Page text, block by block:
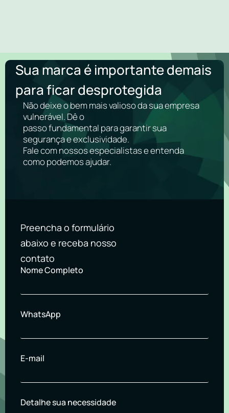
Sua marca é importante demais
para ficar desprotegida
Não deixe o bem mais valioso da sua empresa
vulnerável. Dê o
passo fundamental para garantir sua
segurança e exclusividade.
Fale com nossos especialistas e entenda
como podemos ajudar.
Preencha o formulário
abaixo e receba nosso
contato
Nome Completo
WhatsApp
E-mail
Detalhe sua necessidade